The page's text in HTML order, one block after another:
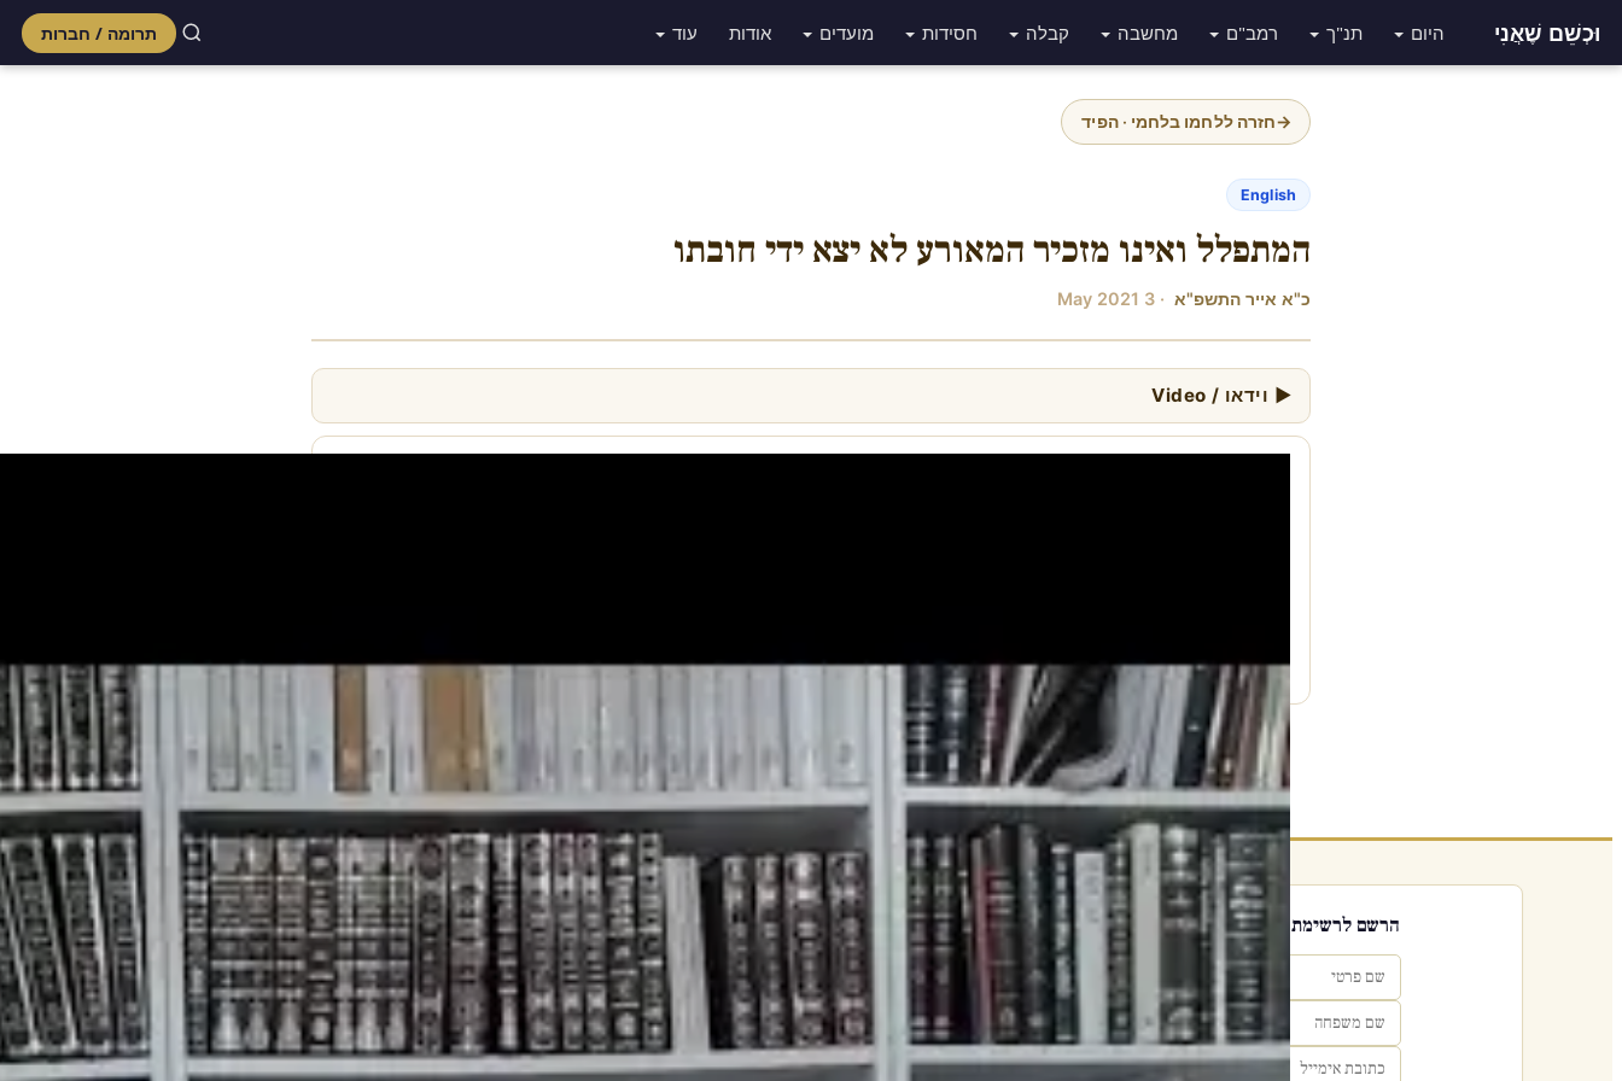
וּכְשֵׁם שֶׁאֲנִי היום תנ"ך רמב"ם מחשבה קבלה חסידות מועדים אודות עוד תרומה / חברות
→חזרה ללחמו בלחמי · הפיד
English
המתפלל ואינו מזכיר המאורע לא יצא ידי חובתו
כ"א אייר התשפ"א · 3 May 2021
▶ וידאו / Video
עמוד היוטיוב ↗
הרשם לרשימת אימייל שבועי תרומה
תמכו בהמשך הפצת שיעורים ותכנים
Donate
מצא אותנו בעוד מקומות
צור קשר